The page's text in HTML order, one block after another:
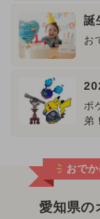
誕
お
ポ
弟
おで
愛知県の